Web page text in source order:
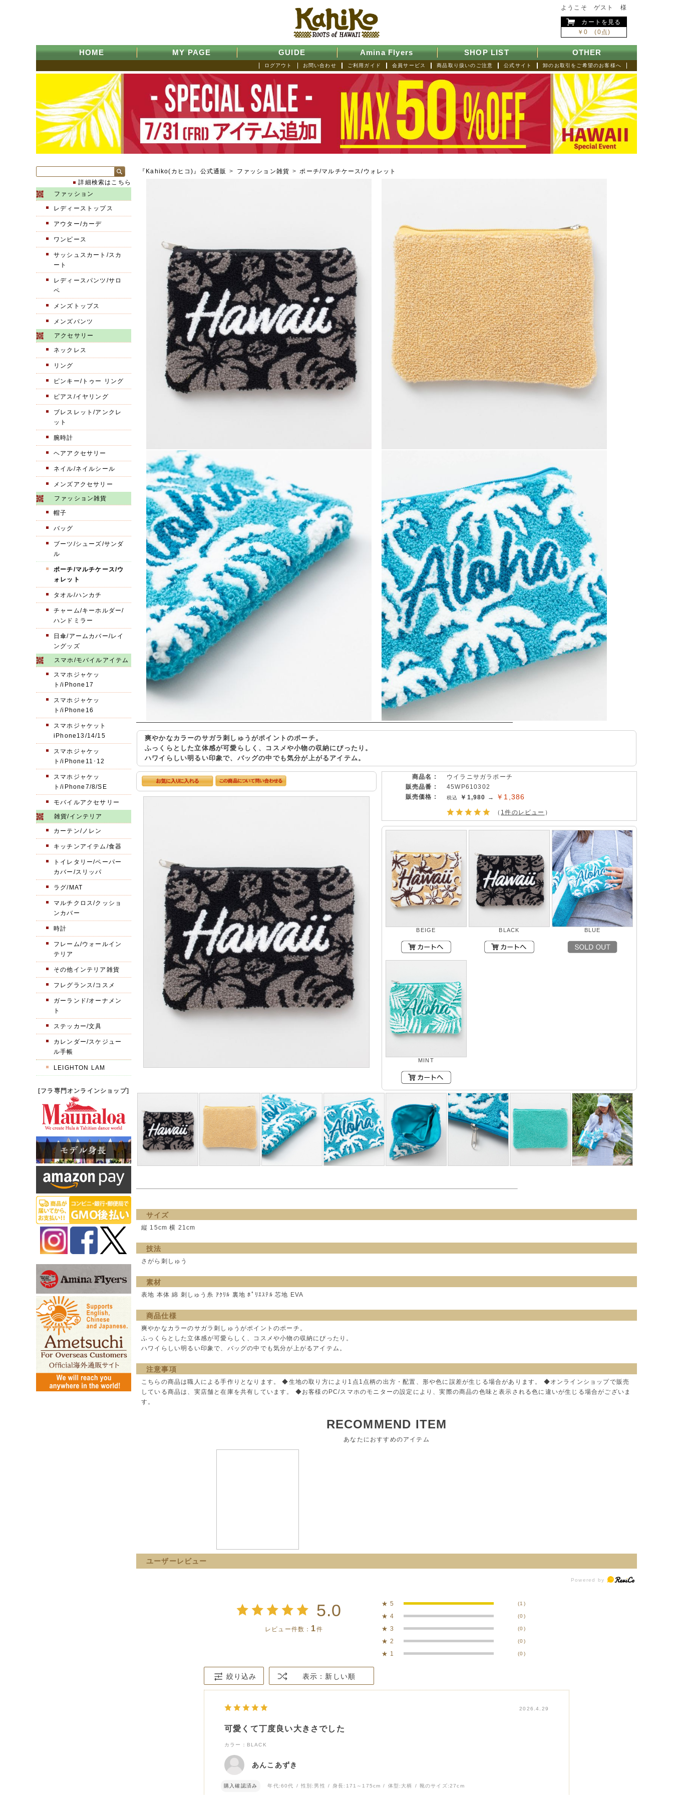
ようこそ ゲスト 様
カートを見る
￥0 (0点)
HOME MY PAGE GUIDE Amina Flyers SHOP LIST OTHER
卸のお取引をご希望のお客様へ
公式サイト
商品取り扱いのご注意
会員サービス
ご利用ガイド
お問い合わせ
ログアウト
『Kahiko(カヒコ)』公式通販 > ファッション雑貨 > ポーチ/マルチケース/ウォレット
爽やかなカラーのサガラ刺しゅうがポイントのポーチ。
ふっくらとした立体感が可愛らしく、コスメや小物の収納にぴったり。
ハワイらしい明るい印象で、バッグの中でも気分が上がるアイテム。
商品名 :
ウイラニサガラポーチ
販売品番 :
45WP610302
販売価格 :
￥1,980 → ￥1,386
（ 1件のレビュー ）
BEIGE BLACK BLUE
MINT
サイズ
縦 15cm 横 21cm
技法
さがら刺しゅう
素材
表地 本体 綿 刺しゅう糸 ｱｸﾘﾙ 裏地 ﾎﾟﾘｴｽﾃﾙ 芯地 EVA
商品仕様
爽やかなカラーのサガラ刺しゅうがポイントのポーチ。
ふっくらとした立体感が可愛らしく、コスメや小物の収納にぴったり。
ハワイらしい明るい印象で、バッグの中でも気分が上がるアイテム。
注意事項
こちらの商品は職人による手作りとなります。 ◆生地の取り方により1点1点柄の出方・配置、形や色に誤差が生じる場合があります。 ◆オンラインショップで販売
している商品は、実店舗と在庫を共有しています。 ◆お客様のPC/スマホのモニターの設定により、実際の商品の色味と表示される色に違いが生じる場合がございま
す。
RECOMMEND ITEM
あなたにおすすめのアイテム
ユーザーレビュー
5.0
レビュー件数： 1件
★ 5 (1)
★ 4 (0)
★ 3 (0)
★ 2 (0)
★ 1 (0)
絞り込み 表示：新しい順
2026.4.29
可愛くて丁度良い大きさでした
カラー：BLACK
あんこあずき
購入確認済み 年代:60代 性別: 男性 身長: 171～175cm 体型: 大柄 靴のサイズ:27cm
詳細検索はこちら
ファッション
レディーストップス
アウター/カーデ
ワンピース
サッシュスカート/スカ
ート
レディースパンツ/サロ
ペ
メンズトップス
メンズパンツ
アクセサリー
ネックレス
リング
ピンキー/トゥー リング
ピアス/イヤリング
ブレスレット/アンクレ
ット
腕時計
ヘアアクセサリー
ネイル/ネイルシール
メンズアクセサリー
ファッション雑貨
帽子
バッグ
ブーツ/シューズ/サンダ
ル
ポーチ/マルチケース/ウ
ォレット
タオル/ハンカチ
チャーム/キーホルダー/
ハンドミラー
日傘/アームカバー/レイ
ングッズ
スマホ/モバイルアイテム
スマホジャケッ
ト/iPhone17
スマホジャケッ
ト/iPhone16
スマホジャケット
iPhone13/14/15
スマホジャケッ
ト/iPhone11･12
スマホジャケッ
ト/iPhone7/8/SE
モバイルアクセサリー
雑貨/インテリア
カーテン/ノレン
キッチンアイテム/食器
トイレタリー/ペーパー
カバー/スリッパ
ラグ/MAT
マルチクロス/クッショ
ンカバー
時計
フレーム/ウォールイン
テリア
その他インテリア雑貨
フレグランス/コスメ
ガーランド/オーナメン
ト
ステッカー/文具
カレンダー/スケジュー
ル手帳
LEIGHTON LAM
[フラ専門オンラインショップ]